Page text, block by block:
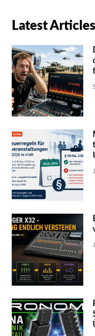
Latest Articles